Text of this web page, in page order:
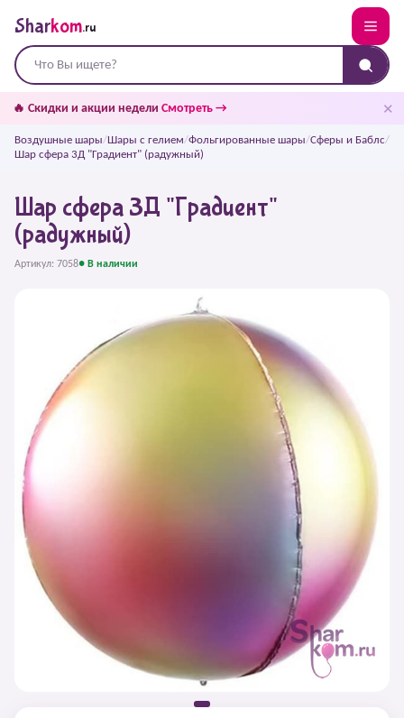
Sharkom.ru
🔥 Скидки и акции недели Смотреть → ✕
Воздушные шары/Шары с гелием/Фольгированные шары/Сферы и Баблс/
Шар сфера 3Д "Градиент" (радужный)
Шар сфера 3Д "Градиент"
(радужный)
Артикул: 7058● В наличии